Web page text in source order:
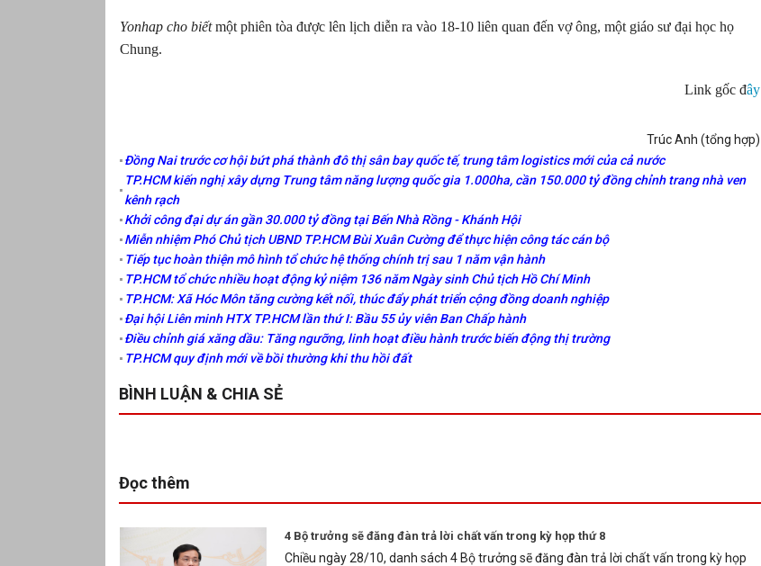
Yonhap cho biếtmột phiên tòa được lên lịch diễn ra vào 18-10 liên quan đến vợ ông, một giáo sư đại học họ
Chung.
Link gốc đây
Trúc Anh (tổng hợp)
Đồng Nai trước cơ hội bứt phá thành đô thị sân bay quốc tế, trung tâm logistics mới của cả nước
TP.HCM kiến nghị xây dựng Trung tâm năng lượng quốc gia 1.000ha, cần 150.000 tỷ đồng chỉnh trang nhà ven
kênh rạch
Khởi công đại dự án gần 30.000 tỷ đồng tại Bến Nhà Rồng - Khánh Hội
Miễn nhiệm Phó Chủ tịch UBND TP.HCM Bùi Xuân Cường để thực hiện công tác cán bộ
Tiếp tục hoàn thiện mô hình tổ chức hệ thống chính trị sau 1 năm vận hành
TP.HCM tổ chức nhiều hoạt động kỷ niệm 136 năm Ngày sinh Chủ tịch Hồ Chí Minh
TP.HCM: Xã Hóc Môn tăng cường kết nối, thúc đẩy phát triển cộng đồng doanh nghiệp
Đại hội Liên minh HTX TP.HCM lần thứ I: Bầu 55 ủy viên Ban Chấp hành
Điều chỉnh giá xăng dầu: Tăng ngưỡng, linh hoạt điều hành trước biến động thị trường
TP.HCM quy định mới về bồi thường khi thu hồi đất
BÌNH LUẬN & CHIA SẺ
Đọc thêm
4 Bộ trưởng sẽ đăng đàn trả lời chất vấn trong kỳ họp thứ 8
Chiều ngày 28/10, danh sách 4 Bộ trưởng sẽ đăng đàn trả lời chất vấn trong kỳ họp